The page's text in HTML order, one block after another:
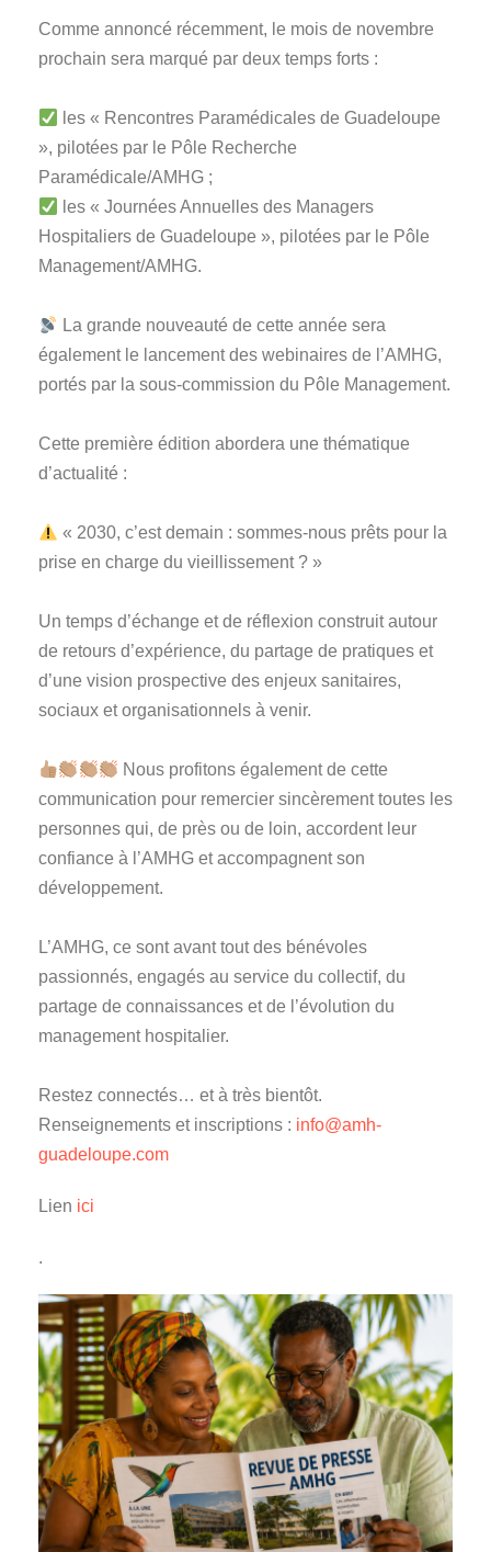
Comme annoncé récemment, le mois de novembre
prochain sera marqué par deux temps forts :
les « Rencontres Paramédicales de Guadeloupe
», pilotées par le Pôle Recherche
Paramédicale/AMHG ;
les « Journées Annuelles des Managers
Hospitaliers de Guadeloupe », pilotées par le Pôle
Management/AMHG.
La grande nouveauté de cette année sera
également le lancement des webinaires de l’AMHG,
portés par la sous-commission du Pôle Management.
Cette première édition abordera une thématique
d’actualité :
« 2030, c’est demain : sommes-nous prêts pour la
prise en charge du vieillissement ? »
Un temps d’échange et de réflexion construit autour
de retours d’expérience, du partage de pratiques et
d’une vision prospective des enjeux sanitaires,
sociaux et organisationnels à venir.
Nous profitons également de cette
communication pour remercier sincèrement toutes les
personnes qui, de près ou de loin, accordent leur
confiance à l’AMHG et accompagnent son
développement.
L’AMHG, ce sont avant tout des bénévoles
passionnés, engagés au service du collectif, du
partage de connaissances et de l’évolution du
management hospitalier.
Restez connectés… et à très bientôt.
Renseignements et inscriptions : info@amh-
guadeloupe.com
Lien ici
.